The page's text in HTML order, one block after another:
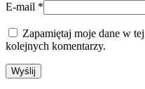
E-mail *
Zapamiętaj moje dane w
kolejnych komentarzy.